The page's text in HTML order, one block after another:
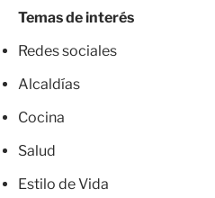
Temas de interés
Redes sociales
Alcaldías
Cocina
Salud
Estilo de Vida